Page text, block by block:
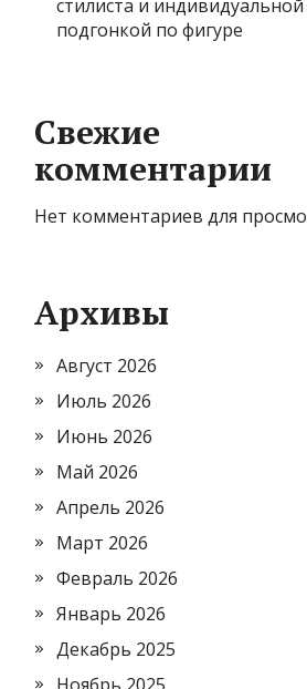
стилиста и индивидуальной
подгонкой по фигуре
Свежие
комментарии
Нет комментариев для
Архивы
Август 2026
Июль 2026
Июнь 2026
Май 2026
Апрель 2026
Март 2026
Февраль 2026
Январь 2026
Декабрь 2025